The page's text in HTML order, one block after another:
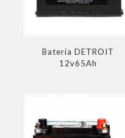
Batería DETROIT
12v65Ah